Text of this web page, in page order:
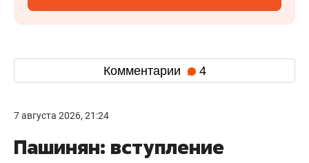
Комментарии 4
7 августа 2026, 21:24
Пашинян: вступление